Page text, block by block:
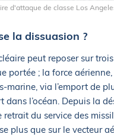
d'attaque de classe Los
la dissuasion ?
peut reposer sur
portée ; la force
marine, via l’emport de
dans l’océan. Depuis la
retrait du service des
plus que sur le vecteur